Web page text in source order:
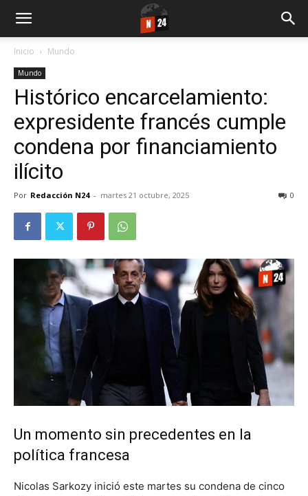
Inicio Mundo
Mundo
Histórico encarcelamiento:
expresidente francés cumple
condena por financiamiento
ilícito
Por Redacción N24 - martes 21 octubre, 2025 0
Un momento sin precedentes en la
política francesa
Nicolas Sarkozy inició este martes su condena de cinco